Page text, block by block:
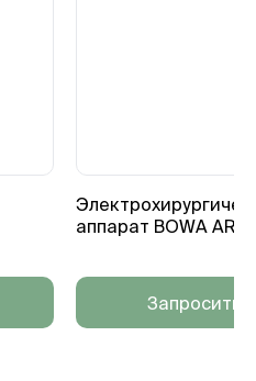
аппарат BOWA ARC
Запросить